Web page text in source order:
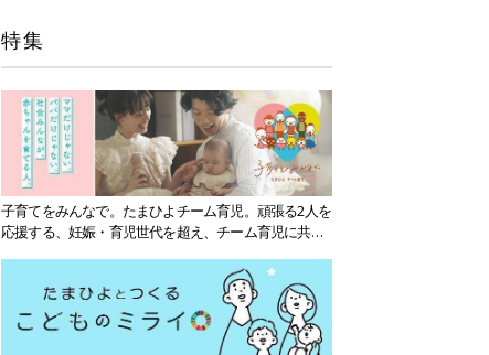
特集
子育てをみんなで。たまひよチーム育児。頑張る2人を
応援する、妊娠・育児世代を超え、チーム育児に共感